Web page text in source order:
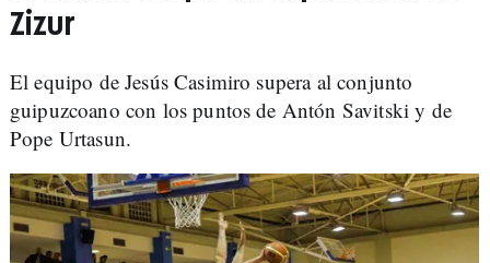
Zizur
El equipo de Jesús Casimiro supera al conjunto
guipuzcoano con los puntos de Antón Savitski y de
Pope Urtasun.